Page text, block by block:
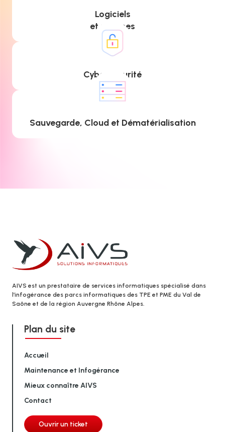
Logiciels
et services
Cybersécurité
Sauvegarde, Cloud et Dématérialisation
AIVS est un prestataire de services informatiques spécialisé dans
l’infogérance des parcs informatiques des TPE et PME du Val de
Saône et de la région Auvergne Rhône Alpes.
Plan du site
Accueil
Maintenance et Infogérance
Mieux connaître AIVS
Contact
Ouvrir un ticket